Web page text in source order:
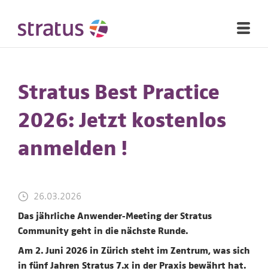
Stratus Best Practice
2026: Jetzt kostenlos
anmelden !
26.03.2026
Das jährliche Anwender-Meeting der Stratus
Community geht in die nächste Runde.
Am 2. Juni 2026 in Zürich steht im Zentrum, was sich
in fünf Jahren Stratus 7.x in der Praxis bewährt hat.